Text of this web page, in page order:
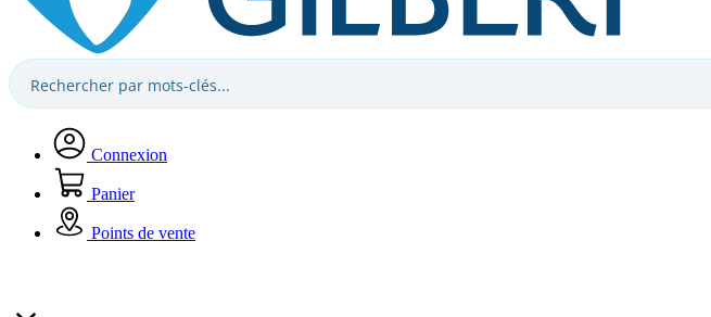
Connexion
Panier
Points de vente